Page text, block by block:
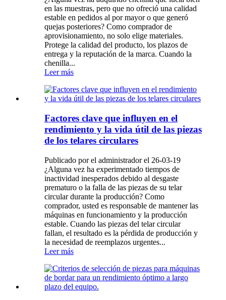
en las muestras, pero que no ofreció una calidad
estable en pedidos al por mayor o que generó
quejas posteriores? Como comprador de
aprovisionamiento, no solo elige materiales.
Protege la calidad del producto, los plazos de
entrega y la reputación de la marca. Cuando la
chenilla...
Leer más
Factores clave que influyen en el
rendimiento y la vida útil de las piezas
de los telares circulares
Publicado por el administrador el 26-03-19
¿Alguna vez ha experimentado tiempos de
inactividad inesperados debido al desgaste
prematuro o la falla de las piezas de su telar
circular durante la producción? Como
comprador, usted es responsable de mantener las
máquinas en funcionamiento y la producción
estable. Cuando las piezas del telar circular
fallan, el resultado es la pérdida de producción y
la necesidad de reemplazos urgentes...
Leer más